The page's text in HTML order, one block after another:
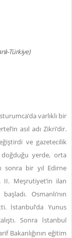
Türkiye)
varlıklı bir
asıl adı Zikri’dir.
ve gazetecilik
doğduğu yerde, orta
sonra bir yıl Edirne
Meşrutiyet’in ilan
Osmanlı’nın
İstanbul’da Yunus
Sonra İstanbul
Bakanlığının eğitim